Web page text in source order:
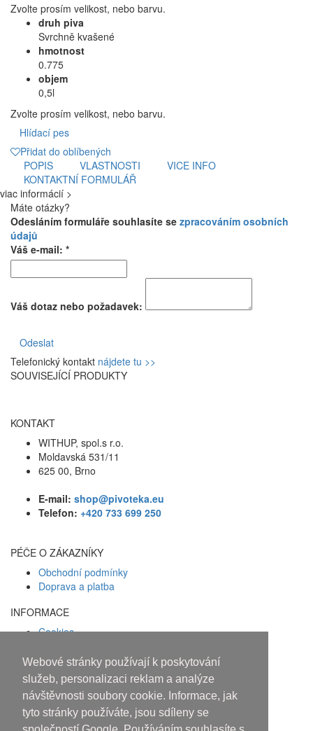
Webové stránky používají k poskytování
služeb, personalizaci reklam a analýze
návštěvnosti soubory cookie. Informace, jak
tyto stránky používáte, jsou sdíleny se
Zvolte prosím velikost, nebo barvu.
druh piva
Svrchně kvašené
hmotnost
0.775
objem
0,5l
Zvolte prosím velikost, nebo barvu.
Hlídací pes
Přidat do oblíbených
POPIS
VLASTNOSTI
VICE INFO
KONTAKTNÍ FORMULÁŘ
viac informácií >
Máte otázky?
Odesláním formuláře souhlasíte se zpracováním osobních
údajů
Váš e-mail: *
Váš dotaz nebo požadavek:
Odeslat
Telefonický kontakt nájdete tu >>
SOUVISEJÍCÍ PRODUKTY
KONTAKT
WITHUP, spol.s r.o.
Moldavská 531/11
625 00, Brno
E-mail: shop@pivoteka.eu
Telefon: +420 733 699 250
PÉČE O ZÁKAZNÍKY
Obchodní podmínky
Doprava a platba
INFORMACE
Cookies
Facebook
Osobám mladším 18 let alkohol